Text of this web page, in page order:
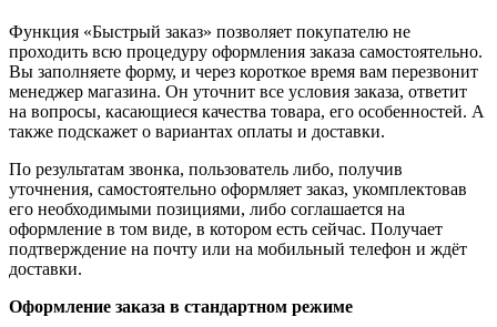
Функция «Быстрый заказ» позволяет покупателю не
проходить всю процедуру оформления заказа самостоятельно.
Вы заполняете форму, и через короткое время вам перезвонит
менеджер магазина. Он уточнит все условия заказа, ответит
на вопросы, касающиеся качества товара, его особенностей. А
также подскажет о вариантах оплаты и доставки.
По результатам звонка, пользователь либо, получив
уточнения, самостоятельно оформляет заказ, укомплектовав
его необходимыми позициями, либо соглашается на
оформление в том виде, в котором есть сейчас. Получает
подтверждение на почту или на мобильный телефон и ждёт
доставки.
Оформление заказа в стандартном режиме